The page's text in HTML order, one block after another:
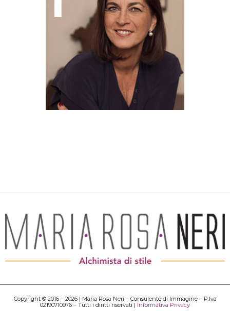
Copyright © 2016 – 2026 | Maria Rosa Neri – Consulente di Immagine – P.Iva
02190710976 – Tutti i diritti riservati | Informativa Privacy